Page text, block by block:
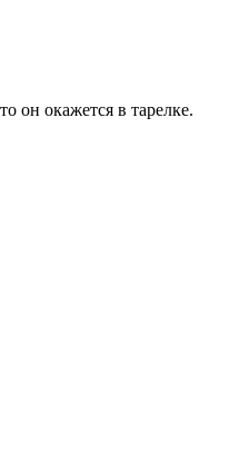
он окажется в тарелке.